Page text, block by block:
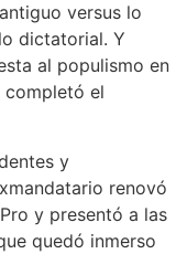
versus lo
dictatorial. Y
al populismo en
completó el
y
renovó
y presentó a las
quedó inmerso